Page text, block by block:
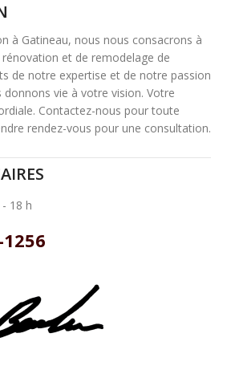
à Gatineau, nous nous consacrons à
et de remodelage de
de notre expertise et de notre passion
vie à votre vision. Votre
Contactez-nous pour toute
rendez-vous pour une consultation.
18 h